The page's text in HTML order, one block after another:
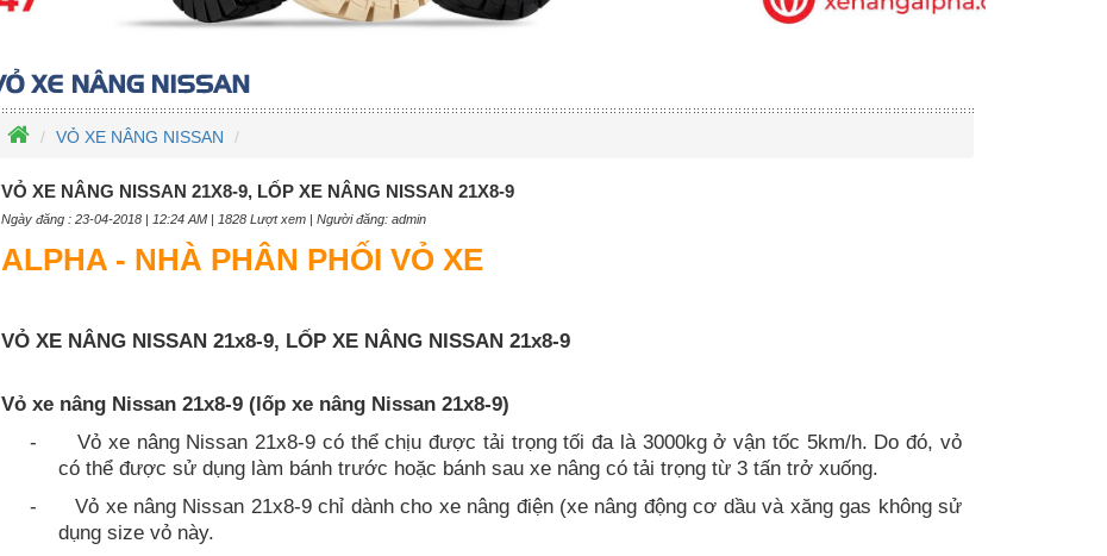
VỎ XE NÂNG NISSAN
VỎ XE NÂNG NISSAN 21X8-9, LỐP XE NÂNG NISSAN 21X8-9
Ngày đăng : 23-04-2018 | 12:24 AM | 1828 Lượt xem | Người đăng: admin
ALPHA - NHÀ PHÂN PHỐI VỎ XE
VỎ XE NÂNG NISSAN 21x8-9, LỐP XE NÂNG NISSAN 21x8-9
Vỏ xe nâng Nissan 21x8-9 (lốp xe nâng Nissan 21x8-9)
-Vỏ xe nâng Nissan 21x8-9 có thể chịu được tải trọng tối đa là 3000kg ở vận tốc 5km/h. Do đó, vỏ
có thể được sử dụng làm bánh trước hoặc bánh sau xe nâng có tải trọng từ 3 tấn trở xuống.
-Vỏ xe nâng Nissan 21x8-9 chỉ dành cho xe nâng điện (xe nâng động cơ dầu và xăng gas không sử
dụng size vỏ này.